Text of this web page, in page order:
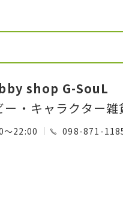
shop G-SouL
ー・キャラクター雑
～22:00 098-871-